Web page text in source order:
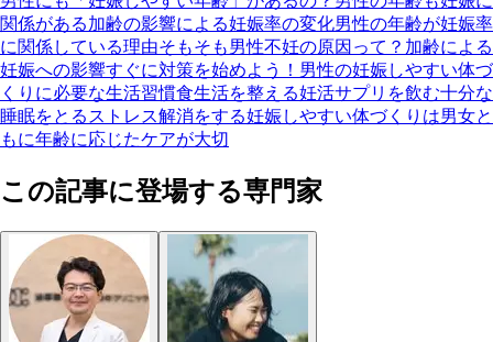
関係がある加齢の影響による妊娠率の変化男性の年齢が妊娠率
に関係している理由そもそも男性不妊の原因って？ 加齢による
妊娠への影響すぐに対策を始めよう！男性の妊娠しやすい体づ
くりに必要な生活習慣食生活を整える妊活サプリを飲む十分な
睡眠をとる ストレス解消をする妊娠しやすい体づくりは男女と
もに年齢に応じたケアが大切
この記事に登場する専門家